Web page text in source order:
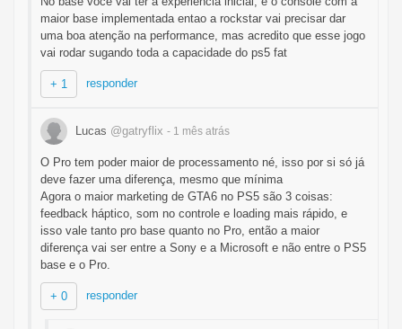
maior base implementada entao a rockstar vai precisar dar
uma boa atenção na performance, mas acredito que esse jogo
vai rodar sugando toda a capacidade do ps5 fat
+ 1 responder
Lucas @gatryflix - 1 mês atrás
O Pro tem poder maior de processamento né, isso por si só já
deve fazer uma diferença, mesmo que mínima
Agora o maior marketing de GTA6 no PS5 são 3 coisas:
feedback háptico, som no controle e loading mais rápido, e
isso vale tanto pro base quanto no Pro, então a maior
diferença vai ser entre a Sony e a Microsoft e não entre o PS5
base e o Pro.
+ 0 responder